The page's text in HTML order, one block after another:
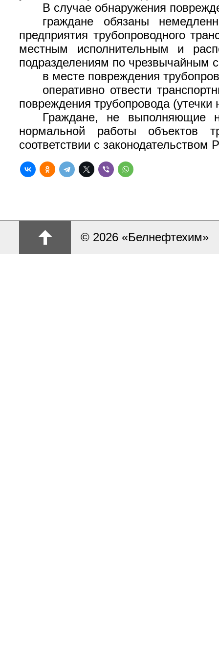
В случае обнаружения
граждане обязаны
предприятия трубопроводного
местным исполнительным и
подразделениям по чрезвычайным
в месте повреждения
оперативно отвести
повреждения трубопровода (утечки
Граждане, не выполняющие
нормальной работы объектов
соответствии с законодательством
© 2026 «Белнефтехим»